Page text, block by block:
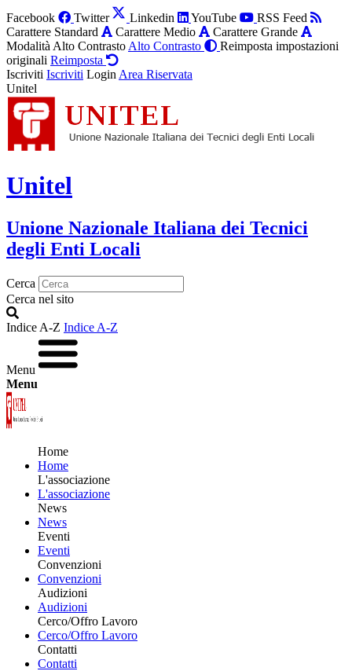
Facebook Twitter Linkedin YouTube
RSS Feed
Carattere Standard
Carattere Medio
Carattere Grande
Modalità Alto Contrasto Alto Contrasto
Reimposta impostazioni
originali Reimposta
Iscriviti Iscriviti Login Area Riservata
Unitel
Unitel
Unione Nazionale Italiana dei Tecnici
degli Enti Locali
Cerca
Cerca nel sito
Indice A-Z Indice A-Z
Menu
Menu
Home
Home
L'associazione
L'associazione
News
News
Eventi
Eventi
Convenzioni
Convenzioni
Audizioni
Audizioni
Cerco/Offro Lavoro
Cerco/Offro Lavoro
Contatti
Contatti